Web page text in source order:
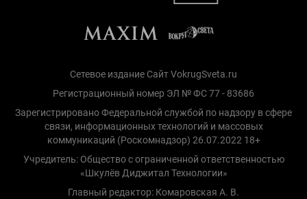
Сетевое издание Сайт VokrugSveta.ru
Регистрационный номер ЭЛ № ФС 77 - 83686
Зарегистрировано Федеральной службой по надзору в сфере
связи, информационных технологий и массовых
коммуникаций (Роскомнадзор) 26.07.2022 18+
Учредитель: Общество с ограниченной ответственностью
«Шкулёв Диджитал Технологии»
Главный редактор: Комаровская А. В.